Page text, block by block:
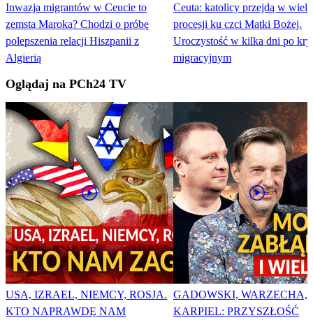
Inwazja migrantów w Ceucie to
zemsta Maroka? Chodzi o próbę
polepszenia relacji Hiszpanii z
Algierią
Ceuta: katolicy przejdą w
procesji ku czci Matki Bożej.
Uroczystość w kilka dni po
migracyjnym
Oglądaj na PCh24 TV
USA, IZRAEL, NIEMCY, ROSJA.
KTO NAPRAWDĘ NAM
GADOWSKI, WARZECHA,
KARPIEL: PRZYSZŁOŚĆ